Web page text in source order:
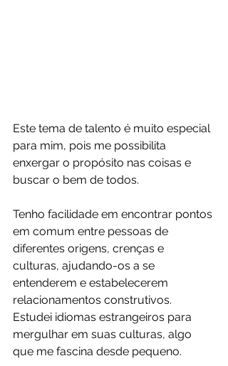
Este tema de talento é muito especial
para mim, pois me possibilita
enxergar o propósito nas coisas e
buscar o bem de todos.
Tenho facilidade em encontrar pontos
em comum entre pessoas de
diferentes origens, crenças e
culturas, ajudando-os a se
entenderem e estabelecerem
relacionamentos construtivos.
Estudei idiomas estrangeiros para
mergulhar em suas culturas, algo
que me fascina desde pequeno.